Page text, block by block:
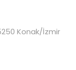
Konak/İzmir